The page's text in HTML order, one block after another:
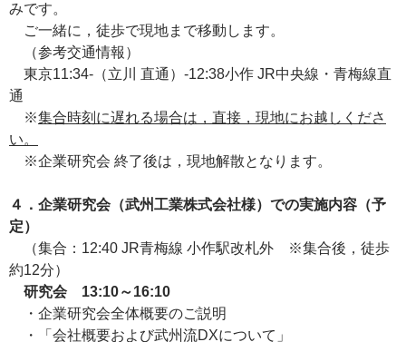
みです。
ご一緒に，徒歩で現地まで移動します。
（参考交通情報）
東京11:34-（立川 直通）-12:38小作 JR中央線・青梅線直
通
※集合時刻に遅れる場合は，直接，現地にお越しくださ
い。
※企業研究会 終了後は，現地解散となります。
４．企業研究会（武州工業株式会社様）での実施内容（予
定）
（集合：12:40 JR青梅線 小作駅改札外 ※集合後，徒歩
約12分）
研究会 13:10～16:10
・企業研究会全体概要のご説明
・「会社概要および武州流DXについて」